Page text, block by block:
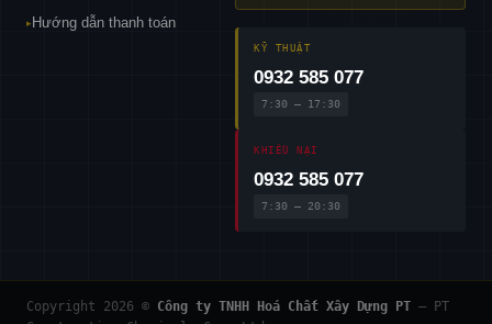
▸ Hướng dẫn thanh toán
KỸ THUẬT
0932 585 077
7:30 – 17:30
KHIẾU NẠI
0932 585 077
7:30 – 20:30
Copyright 2026 © Công ty TNHH Hoá Chất Xây Dựng PT — PT